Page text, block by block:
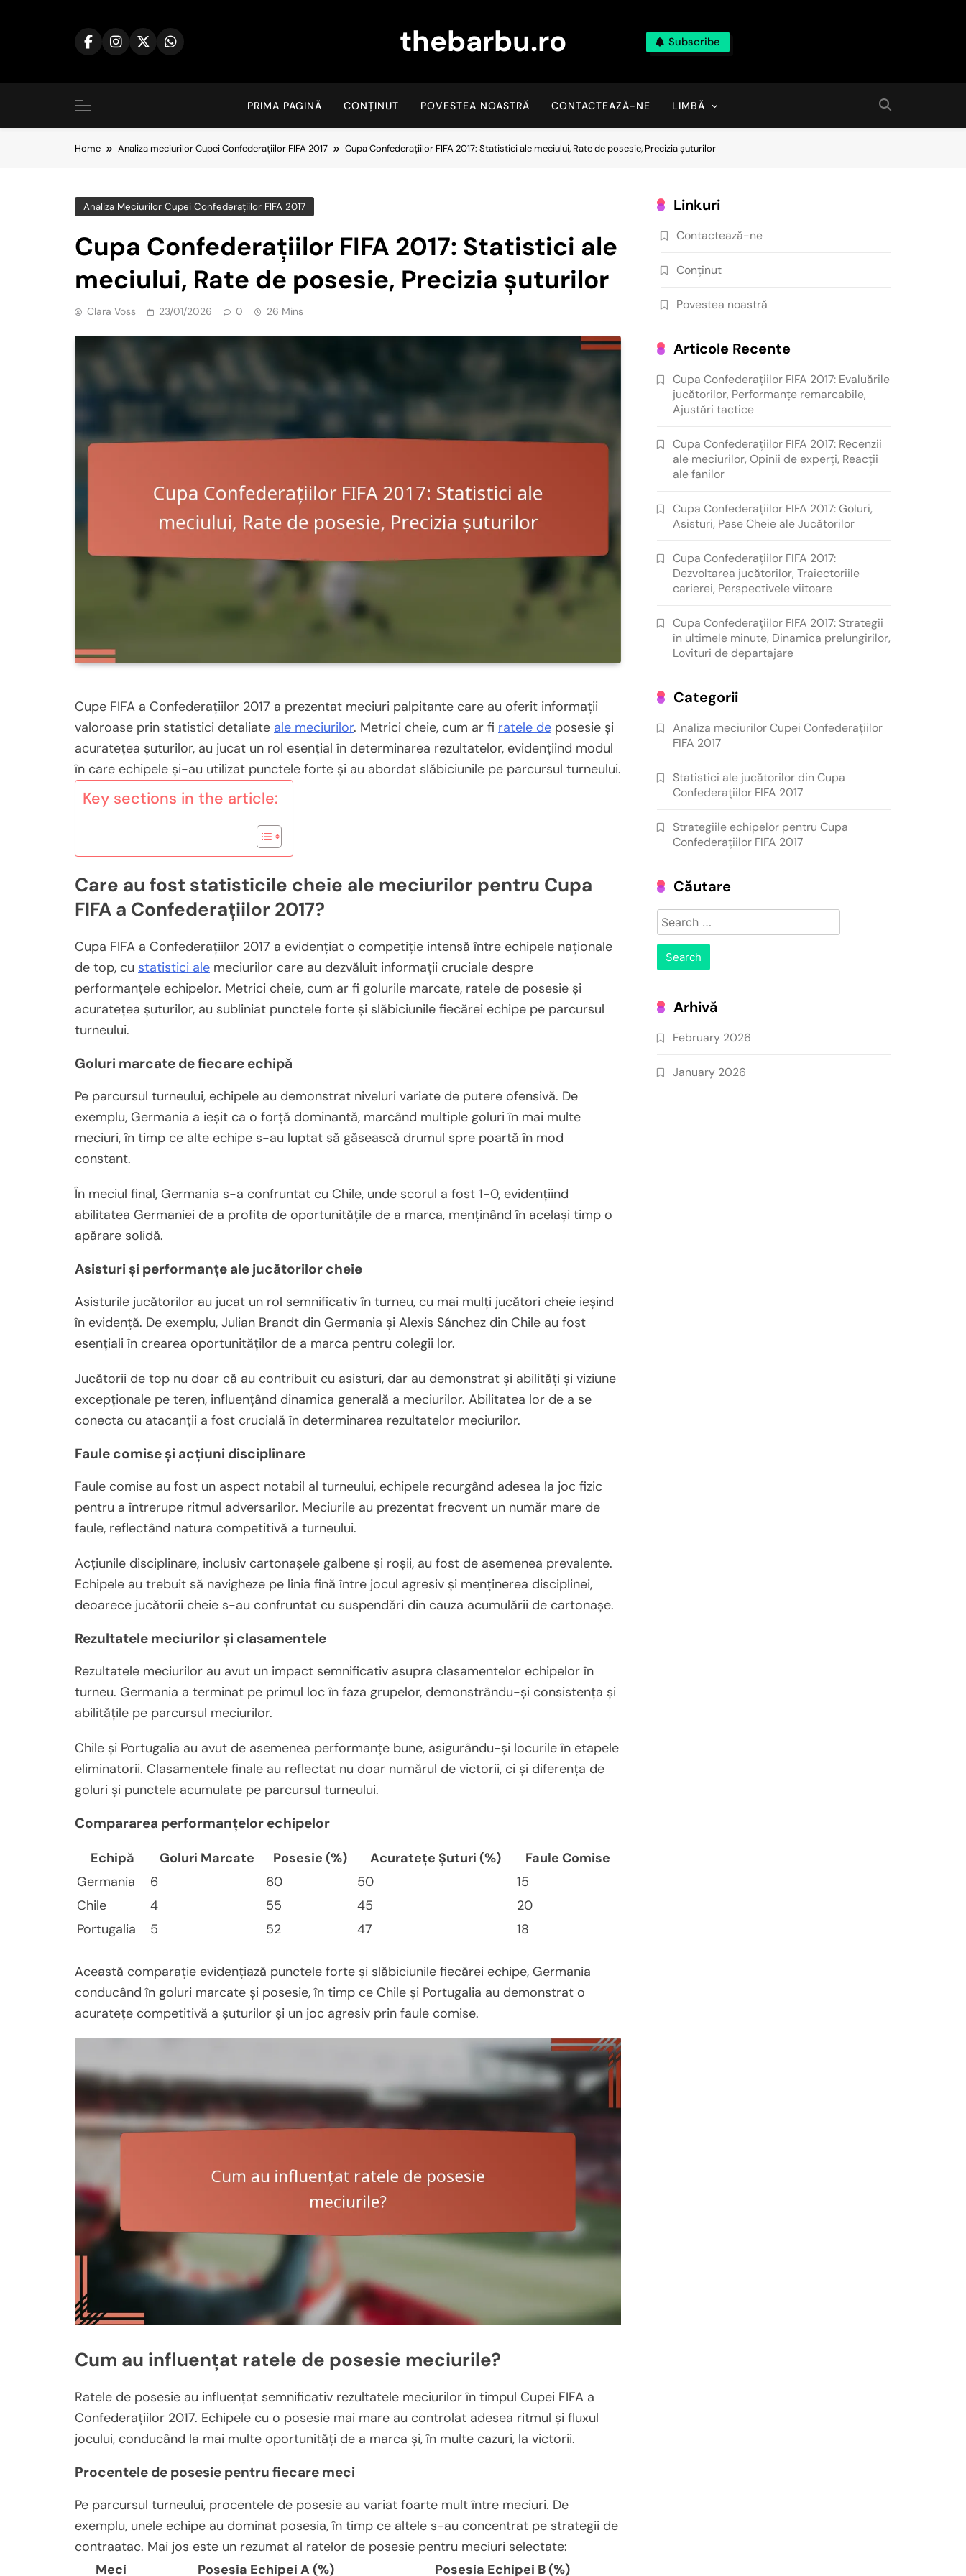
thebarbu.ro Subscribe
PRIMA PAGINĂ CONȚINUT POVESTEA NOASTRĂ CONTACTEAZĂ-NE LIMBĂ
Home Analiza meciurilor Cupei Confederațiilor FIFA 2017 Cupa Confederațiilor FIFA 2017: Statistici ale meciului, Rate de posesie, Precizia șuturilor
Analiza Meciurilor Cupei Confederațiilor FIFA 2017
Cupa Confederațiilor FIFA 2017: Statistici ale
meciului, Rate de posesie, Precizia șuturilor
Clara Voss 23/01/2026 0 26 Mins
Cupe FIFA a Confederațiilor 2017 a prezentat meciuri palpitante care au oferit informații
valoroase prin statistici detaliate ale meciurilor. Metrici cheie, cum ar fi ratele de posesie și
acuratețea șuturilor, au jucat un rol esențial în determinarea rezultatelor, evidențiind modul
în care echipele și-au utilizat punctele forte și au abordat slăbiciunile pe parcursul turneului.
Key sections in the article:
Care au fost statisticile cheie ale meciurilor pentru Cupa
FIFA a Confederațiilor 2017?
Cupa FIFA a Confederațiilor 2017 a evidențiat o competiție intensă între echipele naționale
de top, cu statistici ale meciurilor care au dezvăluit informații cruciale despre
performanțele echipelor. Metrici cheie, cum ar fi golurile marcate, ratele de posesie și
acuratețea șuturilor, au subliniat punctele forte și slăbiciunile fiecărei echipe pe parcursul
turneului.
Goluri marcate de fiecare echipă
Pe parcursul turneului, echipele au demonstrat niveluri variate de putere ofensivă. De
exemplu, Germania a ieșit ca o forță dominantă, marcând multiple goluri în mai multe
meciuri, în timp ce alte echipe s-au luptat să găsească drumul spre poartă în mod
constant.
În meciul final, Germania s-a confruntat cu Chile, unde scorul a fost 1-0, evidențiind
abilitatea Germaniei de a profita de oportunitățile de a marca, menținând în același timp o
apărare solidă.
Asisturi și performanțe ale jucătorilor cheie
Asisturile jucătorilor au jucat un rol semnificativ în turneu, cu mai mulți jucători cheie ieșind
în evidență. De exemplu, Julian Brandt din Germania și Alexis Sánchez din Chile au fost
esențiali în crearea oportunităților de a marca pentru colegii lor.
Jucătorii de top nu doar că au contribuit cu asisturi, dar au demonstrat și abilități și viziune
excepționale pe teren, influențând dinamica generală a meciurilor. Abilitatea lor de a se
conecta cu atacanții a fost crucială în determinarea rezultatelor meciurilor.
Faule comise și acțiuni disciplinare
Faule comise au fost un aspect notabil al turneului, echipele recurgând adesea la joc fizic
pentru a întrerupe ritmul adversarilor. Meciurile au prezentat frecvent un număr mare de
faule, reflectând natura competitivă a turneului.
Acțiunile disciplinare, inclusiv cartonașele galbene și roșii, au fost de asemenea prevalente.
Echipele au trebuit să navigheze pe linia fină între jocul agresiv și menținerea disciplinei,
deoarece jucătorii cheie s-au confruntat cu suspendări din cauza acumulării de cartonașe.
Rezultatele meciurilor și clasamentele
Rezultatele meciurilor au avut un impact semnificativ asupra clasamentelor echipelor în
turneu. Germania a terminat pe primul loc în faza grupelor, demonstrându-și consistența și
abilitățile pe parcursul meciurilor.
Chile și Portugalia au avut de asemenea performanțe bune, asigurându-și locurile în etapele
eliminatorii. Clasamentele finale au reflectat nu doar numărul de victorii, ci și diferența de
goluri și punctele acumulate pe parcursul turneului.
Compararea performanțelor echipelor
Echipă Goluri Marcate Posesie (%) Acuratețe Șuturi (%)
Faule Comise
Germania
6 60 50
15
Chile
4 55 45
20
Portugalia
5 52 47 18
Această comparație evidențiază punctele forte și slăbiciunile fiecărei echipe, Germania
conducând în goluri marcate și posesie, în timp ce Chile și Portugalia au demonstrat o
acuratețe competitivă a șuturilor și un joc agresiv prin faule comise.
Cum au influențat ratele de posesie meciurile?
Ratele de posesie au influențat semnificativ rezultatele meciurilor în timpul Cupei FIFA a
Confederațiilor 2017. Echipele cu o posesie mai mare au controlat adesea ritmul și fluxul
jocului, conducând la mai multe oportunități de a marca și, în multe cazuri, la victorii.
Procentele de posesie pentru fiecare meci
Pe parcursul turneului, procentele de posesie au variat foarte mult între meciuri. De
exemplu, unele echipe au dominat posesia, în timp ce altele s-au concentrat pe strategii de
contraatac. Mai jos este un rezumat al ratelor de posesie pentru meciuri selectate:
Meci
Posesia Echipei A (%) Posesia Echipei B (%)
Linkuri
Contactează-ne
Conținut
Povestea noastră
Articole Recente
Cupa Confederațiilor FIFA 2017: Evaluările
jucătorilor, Performanțe remarcabile,
Ajustări tactice
Cupa Confederațiilor FIFA 2017: Recenzii
ale meciurilor, Opinii de experți, Reacții
ale fanilor
Cupa Confederațiilor FIFA 2017: Goluri,
Asisturi, Pase Cheie ale Jucătorilor
Cupa Confederațiilor FIFA 2017:
Dezvoltarea jucătorilor, Traiectoriile
carierei, Perspectivele viitoare
Cupa Confederațiilor FIFA 2017: Strategii
în ultimele minute, Dinamica prelungirilor,
Lovituri de departajare
Categorii
Analiza meciurilor Cupei Confederațiilor
FIFA 2017
Statistici ale jucătorilor din Cupa
Confederațiilor FIFA 2017
Strategiile echipelor pentru Cupa
Confederațiilor FIFA 2017
Căutare
Search
for:
Arhivă
February 2026
January 2026